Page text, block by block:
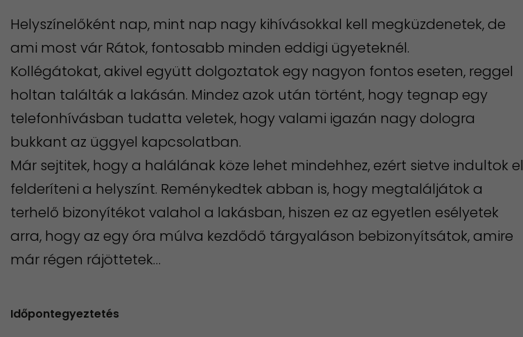
Helyszínelőként nap, mint nap nagy kihívásokkal kell megküzdenetek, de
ami most vár Rátok, fontosabb minden eddigi ügyeteknél.
Kollégátokat, akivel együtt dolgoztatok egy nagyon fontos eseten, reggel
holtan találták a lakásán. Mindez azok után történt, hogy tegnap egy
telefonhívásban tudatta veletek, hogy valami igazán nagy dologra
bukkant az üggyel kapcsolatban.
Már sejtitek, hogy a halálának köze lehet mindehhez, ezért sietve indultok el
felderíteni a helyszínt. Reménykedtek abban is, hogy megtaláljátok a
terhelő bizonyítékot valahol a lakásban, hiszen ez az egyetlen esélyetek
arra, hogy az egy óra múlva kezdődő tárgyaláson bebizonyítsátok, amire
már régen rájöttetek…
Időpontegyeztetés